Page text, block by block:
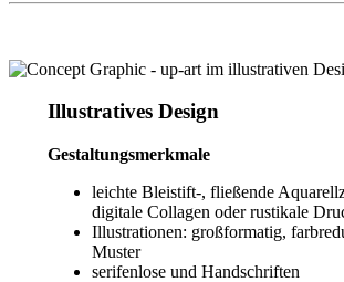
Illustratives Design
Gestaltungsmerkmale
leichte Bleistift-, fließende
digitale Collagen oder rustikale
Illustrationen: großformatig,
Muster
serifenlose und Handschriften